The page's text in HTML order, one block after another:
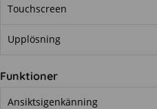
Touchscreen
Upplösning
Funktioner
Ansiktsigenkänning